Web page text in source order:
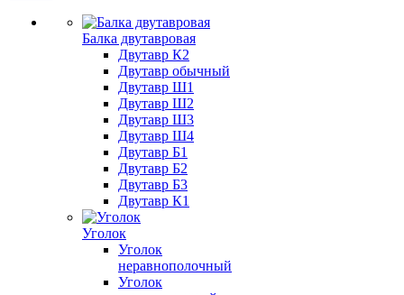
Балка двутавровая
Двутавр К2
Двутавр обычный
Двутавр Ш1
Двутавр Ш2
Двутавр Ш3
Двутавр Ш4
Двутавр Б1
Двутавр Б2
Двутавр Б3
Двутавр К1
Уголок
Уголок
неравнополочный
Уголок